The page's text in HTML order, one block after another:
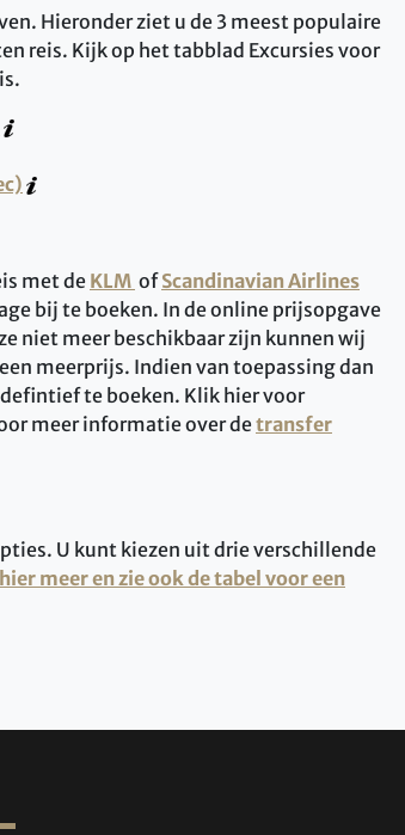
Hieronder ziet u de 3 meest populaire
reis. Kijk op het tabblad Excursies voor
met de KLM ofScandinavian Airlines
bij te boeken. In de online prijsopgave
niet meer beschikbaar zijn kunnen wij
meerprijs. Indien van toepassing dan
te boeken. Klik hier voor
meer informatie over detransfer
U kunt kiezen uit drie verschillende
meer en zie ook de tabel voor een